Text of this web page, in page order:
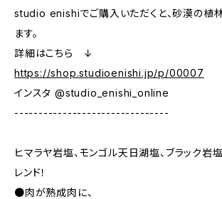
studio enishiでご購入いただくと、砂漠の植
ます。
詳細はこちら ↓
https://shop.studioenishi.jp/p/00007
インスタ @studio_enishi_online
--------------------------------
ヒマラヤ岩塩、モンゴル天日湖塩、ブラック岩
レンド！
●肉が熟成肉に、